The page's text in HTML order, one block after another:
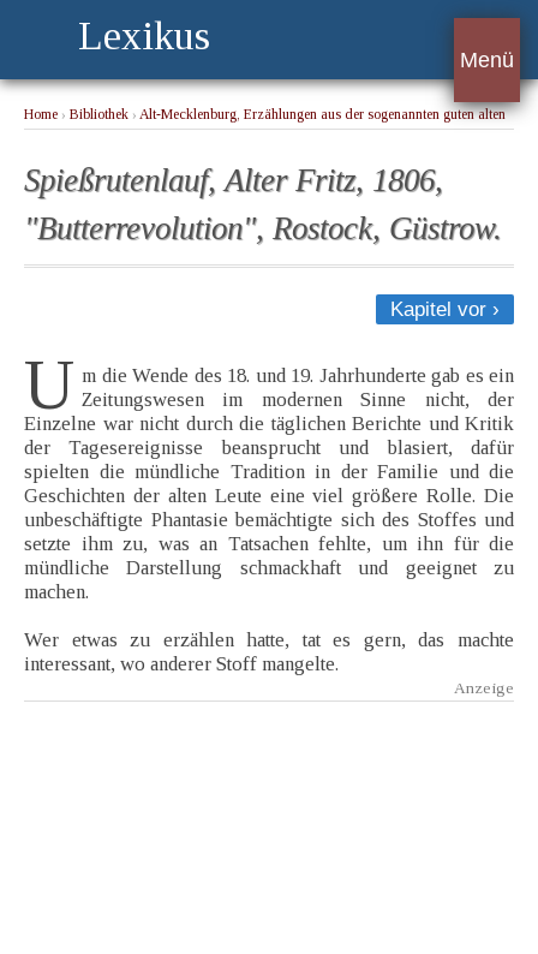
Lexikus
Menü
Home › Bibliothek › Alt-Mecklenburg, Erzählungen aus der sogenannten guten alten
Spießrutenlauf, Alter Fritz, 1806,
"Butterrevolution", Rostock, Güstrow.
Kapitel vor ›
U m die Wende des 18. und 19. Jahrhunderte gab es ein
Zeitungswesen im modernen Sinne nicht, der
Einzelne war nicht durch die täglichen Berichte und Kritik
der Tagesereignisse beansprucht und blasiert, dafür
spielten die mündliche Tradition in der Familie und die
Geschichten der alten Leute eine viel größere Rolle. Die
unbeschäftigte Phantasie bemächtigte sich des Stoffes und
setzte ihm zu, was an Tatsachen fehlte, um ihn für die
mündliche Darstellung schmackhaft und geeignet zu
machen.
Wer etwas zu erzählen hatte, tat es gern, das machte
interessant, wo anderer Stoff mangelte.